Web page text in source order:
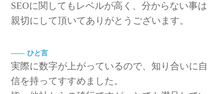
SEOに関してもレベルが高く、分からない事は
親切にして頂いてありがとうございます。
ひと言
実際に数字が上がっているので、知り合いに自
信を持ってすすめました。